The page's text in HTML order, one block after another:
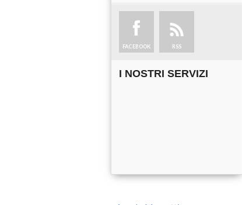
FACEBOOK RSS
I NOSTRI SERVIZI